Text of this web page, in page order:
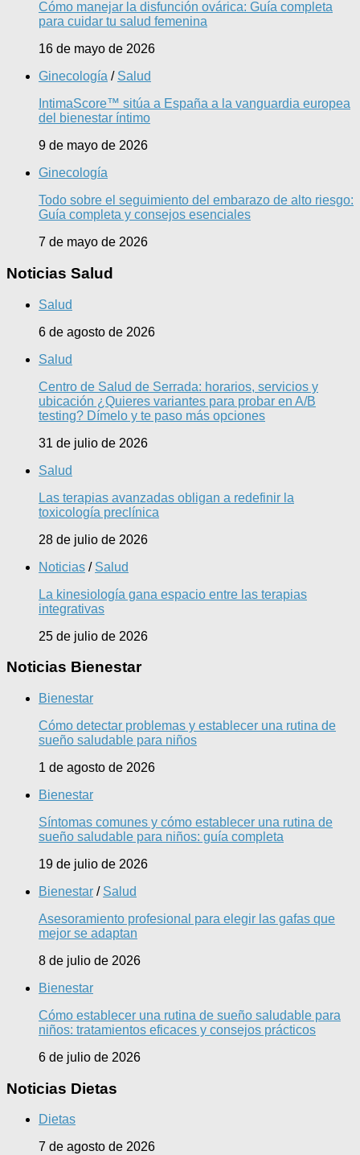
Cómo manejar la disfunción ovárica: Guía completa
para cuidar tu salud femenina
16 de mayo de 2026
Ginecología / Salud
IntimaScore™ sitúa a España a la vanguardia europea
del bienestar íntimo
9 de mayo de 2026
Ginecología
Todo sobre el seguimiento del embarazo de alto riesgo:
Guía completa y consejos esenciales
7 de mayo de 2026
Noticias Salud
Salud
6 de agosto de 2026
Salud
Centro de Salud de Serrada: horarios, servicios y
ubicación ¿Quieres variantes para probar en A/B
testing? Dímelo y te paso más opciones
31 de julio de 2026
Salud
Las terapias avanzadas obligan a redefinir la
toxicología preclínica
28 de julio de 2026
Noticias / Salud
La kinesiología gana espacio entre las terapias
integrativas
25 de julio de 2026
Noticias Bienestar
Bienestar
Cómo detectar problemas y establecer una rutina de
sueño saludable para niños
1 de agosto de 2026
Bienestar
Síntomas comunes y cómo establecer una rutina de
sueño saludable para niños: guía completa
19 de julio de 2026
Bienestar / Salud
Asesoramiento profesional para elegir las gafas que
mejor se adaptan
8 de julio de 2026
Bienestar
Cómo establecer una rutina de sueño saludable para
niños: tratamientos eficaces y consejos prácticos
6 de julio de 2026
Noticias Dietas
Dietas
7 de agosto de 2026